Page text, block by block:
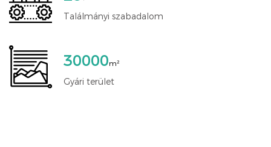
Találmányi szabadalom
30000m²
Gyári terület